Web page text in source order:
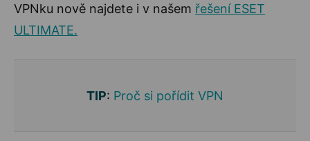
VPNku nově najdete i v našem řešení ESET
ULTIMATE.
TIP: Proč si pořídit VPN